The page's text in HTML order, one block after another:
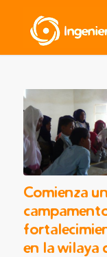
Comienza
en la wilaya